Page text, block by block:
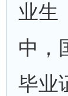
业生
中，
毕业